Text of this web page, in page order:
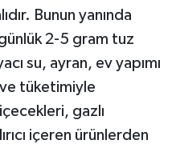
Bunun yanında
günlük 2-5 gram tuz
su, ayran, ev yapımı
tüketimiyle
gazlı
içeren ürünlerden